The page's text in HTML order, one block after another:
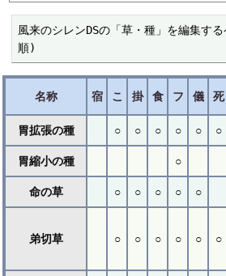
風来のシレンDSの「草・種」を編集す
順)
名称 宿 こ 掛 食 フ 儀 死
胃拡張の種 ○ ○ ○ ○ ○ ○
胃縮小の種 ○
命の草 ○ ○ ○ ○ ○
弟切草 ○ ○ ○ ○ ○ ○